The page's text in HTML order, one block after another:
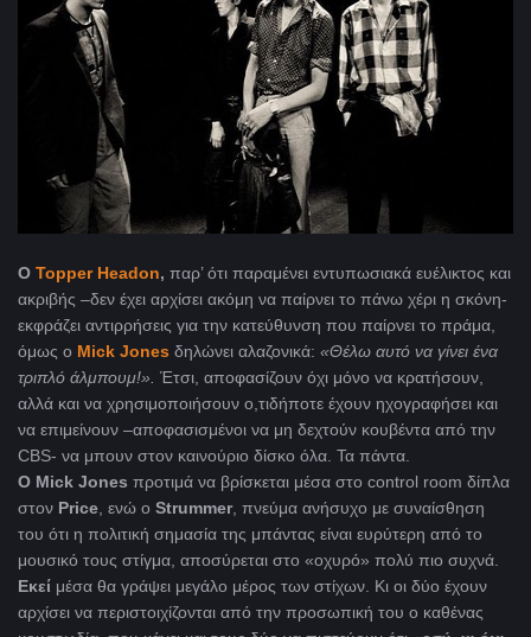
Ο Topper Headon, παρ’ ότι παραμένει εντυπωσιακά ευέλικτος και
ακριβής –δεν έχει αρχίσει ακόμη να παίρνει το πάνω χέρι η σκόνη-
εκφράζει αντιρρήσεις για την κατεύθυνση που παίρνει το πράμα,
όμως ο Mick Jones δηλώνει αλαζονικά: «Θέλω αυτό να γίνει ένα
τριπλό άλμπουμ!». Έτσι, αποφασίζουν όχι μόνο να κρατήσουν,
αλλά και να χρησιμοποιήσουν ο,τιδήποτε έχουν ηχογραφήσει και
να επιμείνουν –αποφασισμένοι να μη δεχτούν κουβέντα από την
CBS- να μπουν στον καινούριο δίσκο όλα. Τα πάντα.
Ο Mick Jones προτιμά να βρίσκεται μέσα στο control room δίπλα
στον Price, ενώ ο Strummer, πνεύμα ανήσυχο με συναίσθηση
του ότι η πολιτική σημασία της μπάντας είναι ευρύτερη από το
μουσικό τους στίγμα, αποσύρεται στο «οχυρό» πολύ πιο συχνά.
Εκεί μέσα θα γράψει μεγάλο μέρος των στίχων. Κι οι δύο έχουν
αρχίσει να περιστοιχίζονται από την προσωπική του ο καθένας